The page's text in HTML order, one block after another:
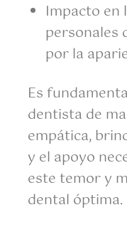
Impacto en
personales
por la
Es
dentista de
empática,
y el apoyo
este temor y
dental óptima.